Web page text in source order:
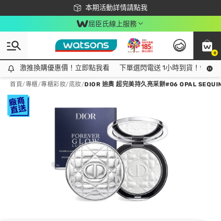
本期活動詳情請點我
下載app最高回饋$350
屈臣氏線上服務
0
激推換購優惠價！立即點我看
激推換購優惠價！立即點我看 下單選閃電送 1小時到貨！領神
首頁/專櫃/專櫃彩妝/底妝/DIOR 迪奧 超完美持久亮采餅#06 OPAL